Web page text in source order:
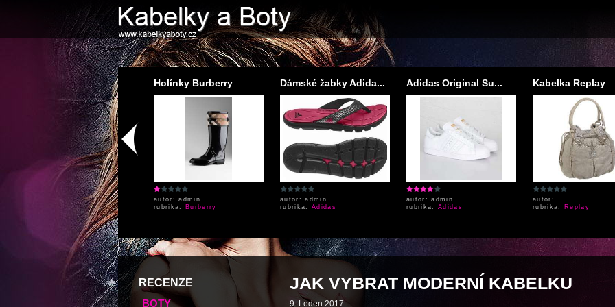
Plesové boty
autor: admin
Lodičky
Holínky Burberry
autor: admin
rubrika: Burberry
Dámské žabky Adida...
autor: admin
rubrika: Adidas
Adidas Original Su...
autor: admin
rubrika: Adidas
Kabelka Replay
autor:
rubrika: Replay
JAK VYBRAT MODERNÍ KABELKU
9. Leden 2017
RECENZE
BOTY